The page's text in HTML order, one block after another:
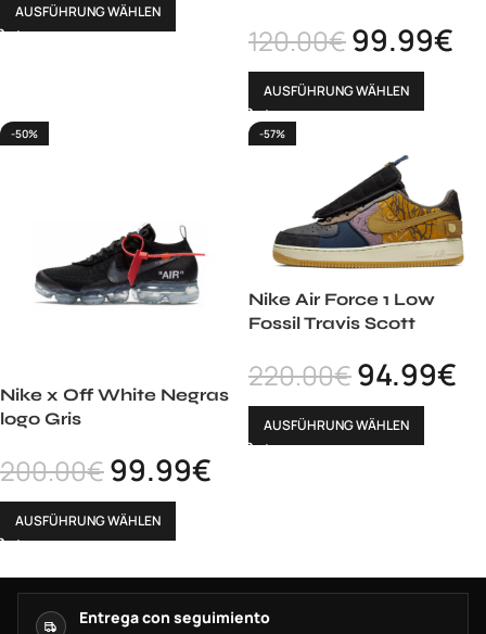
AUSFÜHRUNG WÄHLEN
120.00€99.99€
AUSFÜHRUNG WÄHLEN
-50%
Nike x Off White Negras
logo Gris
200.00€99.99€
AUSFÜHRUNG WÄHLEN
-57%
Nike Air Force 1 Low
Fossil Travis Scott
220.00€94.99€
AUSFÜHRUNG WÄHLEN
Entrega con seguimiento